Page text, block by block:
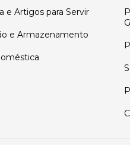
e Artigos para Servir
e Armazenamento